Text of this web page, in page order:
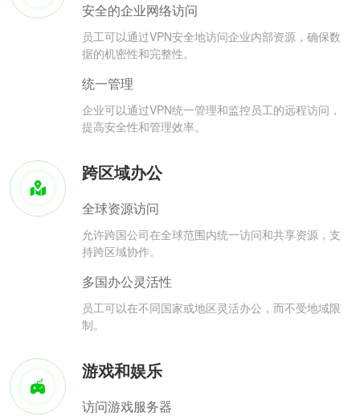
安全的企业网络访问
员工可以通过VPN安全地访问企业内部资源，确保数
据的机密性和完整性。
统一管理
企业可以通过VPN统一管理和监控员工的远程访问，
提高安全性和管理效率。
跨区域办公
全球资源访问
允许跨国公司在全球范围内统一访问和共享资源，支
持跨区域协作。
多国办公灵活性
员工可以在不同国家或地区灵活办公，而不受地域限
制。
游戏和娱乐
访问游戏服务器